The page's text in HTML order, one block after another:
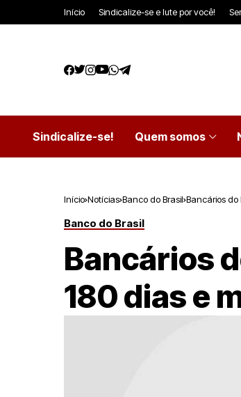
Início Sindicalize-se e lute por você!
Sindicalize-se! Quem somos
Início Notícias Banco do Brasil Bancários
Banco do Brasil
Bancários
180 dias e